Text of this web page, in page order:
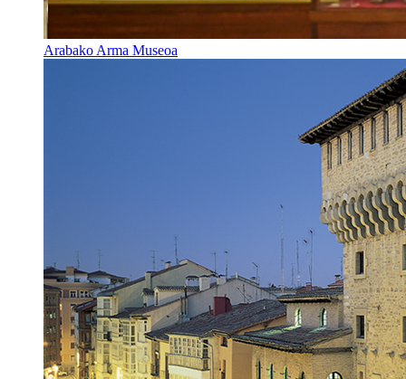
Arabako Arma Museoa